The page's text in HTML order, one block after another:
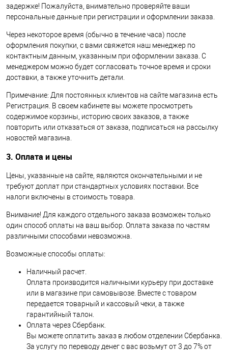
задержке! Пожалуйста, внимательно проверяйте ваши
персональные данные при регистрации и оформлении заказа.
Через некоторое время (обычно в течение часа) после
оформления покупки, с вами свяжется наш менеджер по
контактным данным, указанным при оформлении заказа. С
менеджером можно будет согласовать точное время и сроки
доставки, а также уточнить детали.
Примечание: Для постоянных клиентов на сайте магазина есть
Регистрация. В своем кабинете вы можете просмотреть
содержимое корзины, историю своих заказов, а также
повторить или отказаться от заказа, подписаться на рассылку
новостей магазина.
3. Оплата и цены
Цены, указанные на сайте, являются окончательными и не
требуют доплат при стандартных условиях поставки. Все
налоги включены в стоимость товара.
Внимание! Для каждого отдельного заказа возможен только
один способ оплаты на ваш выбор. Оплата заказа по частям
различными способами невозможна.
Возможные способы оплаты:
Наличный расчет.
Оплата производится наличными курьеру при доставке
или в магазине при самовывозе. Вместе с товаром
передается товарный и кассовый чеки, а также
гарантийный талон.
Оплата через Сбербанк.
Вы можете оплатить заказ в любом отделении Сбербанка.
За услугу по переводу денег с вас возьмут от 3 до 7% от